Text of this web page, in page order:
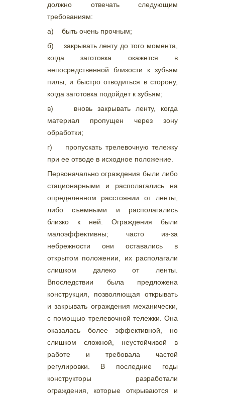
должно отвечать следующим
требованиям:
а) быть очень прочным;
б) закрывать ленту до того момента,
когда заготовка окажется в
непосредственной близости к зубьям
пилы, и быстро отводиться в сторону,
когда заготовка подойдет к зубьям;
в) вновь закрывать ленту, когда
материал пропущен через зону
обработки;
г) пропускать трелевочную тележку
при ее отводе в исходное положение.
Первоначально ограждения были либо
стационарными и располагались на
определенном расстоянии от ленты,
либо съемными и располагались
близко к ней. Ограждения были
малоэффективны; часто из-за
небрежности они оставались в
открытом положении, их располагали
слишком далеко от ленты.
Впоследствии была предложена
конструкция, позволяющая открывать
и закрывать ограждения механически,
с помощью трелевочной тележки. Она
оказалась более эффективной, но
слишком сложной, неустойчивой в
работе и требовала частой
регулировки. В последние годы
конструкторы разработали
ограждения, которые открываются и